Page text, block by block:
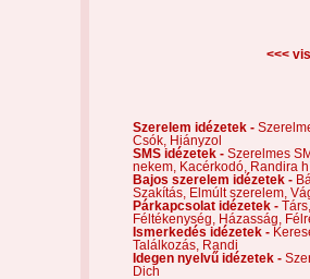
<<<
Szerelem idézetek -
Csók,
Hiányzol
SMS idézetek - Szerelmes
nekem,
Kacérkodó,
Randira
Bajos szerelem idézetek -
Szakítás,
Elmúlt szerelem,
Párkapcsolat idézetek -
Féltékenység,
Házasság,
Ismerkedés idézetek -
Találkozás,
Randi
Idegen nyelvű idézetek -
Dich